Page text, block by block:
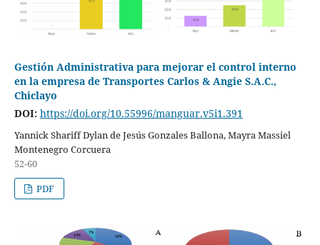
Gestión Administrativa para mejorar el control interno
en la empresa de Transportes Carlos & Angie S.A.C.,
Chiclayo
DOI: https://doi.org/10.55996/manguar.v5i1.391
Yannick Shariff Dylan de Jesús Gonzales Ballona, Mayra Massiel
Montenegro Corcuera
52-60
PDF